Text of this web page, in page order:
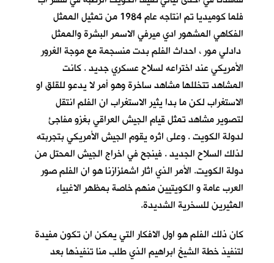
فلما كوميديا تم انتاجه عام 1984 من تمثيل الممثل
الفكاهي المشهور ادي ميرفي الاسمر البشرة والممثل
دادلي مور ، احداث الفلم بدت منسجمة مع موجة الغرور
الأمريكي عند اختراعه لسلاح عسكري جديد . كانت
المشاهد تتخللها مشاهد ساخرة وهو أمر لا يدعو للقلق او
الاستغراب لكن ما بدا يثير الاستغراب ان الفلم انتقل
لتصوير مشاهد تمثل قيام الجيش العراقي بغزو مفاجئ
لدولة الكويت . وعلى اثره يقوم الجيش الأمريكي بتجربته
لذلك السلاح الجديد . فينجح في اخراج الجيش المحتل من
دولة الكويت. الأمر الذي اثار اشمئزازنا هو ان الفلم صور
العرب عامة و الكويتيين منهم خاصة بمظهر الاغبياء
المثيرين للسخرية الشديدة.
كان ذلك الفلم هو اول الافكار التي يمكن ان تكون مفيدة
لتنفيذ خطة الشيخ ابراهيم الذي طلب منا تنفيذها بعد